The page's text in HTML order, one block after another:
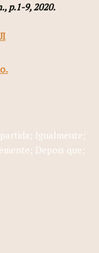
p.1-9, 2020.
Igualmente;
Depois que;